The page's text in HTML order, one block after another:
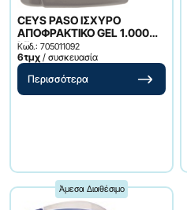
CEYS PASO ΙΣΧΥΡΟ
ΑΠΟΦΡΑΚΤΙΚΟ GEL 1.000
ML
Κωδ.: 705011092
6τμχ / συσκευασία
Περισσότερα
Άμεσα Διαθέσιμο